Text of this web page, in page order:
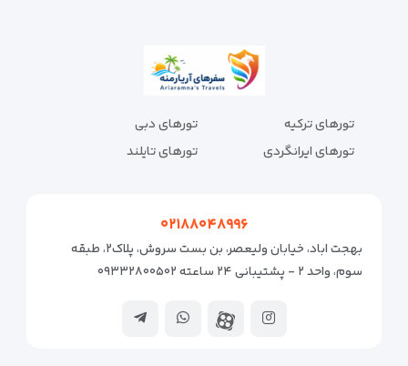
تورهای ترکیه
تورهای ایرانگردی
تورهای دبی
تورهای تایلند
۰۲۱۸۸۰۴۸۹۹۶
بهجت اباد، خیابان ولیعصر، بن بست سروش، پلاک۲، طبقه
سوم، واحد ۲ - پشتیبانی ۲۴ ساعته ۰۹۳۳۲۸۰۰۵۰۲